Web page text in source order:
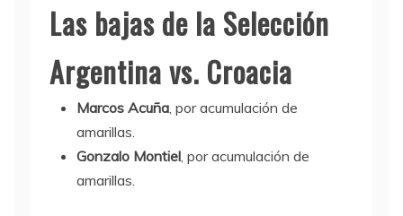
Las bajas de la Selección
Argentina vs. Croacia
Marcos Acuña , por acumulación de
amarillas.
Gonzalo Montiel , por acumulación de
amarillas.